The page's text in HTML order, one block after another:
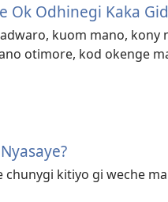
Ok Odhinegi Kaka
kuom mano, kony
otimore, kod okenge
kitiyo gi weche